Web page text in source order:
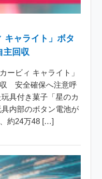
キャライト」ボタ
主回収
ービィ キャライト」
安全確保へ注意呼
具付き菓子「星のカ
内部のボタン電池が
約24万48 […]